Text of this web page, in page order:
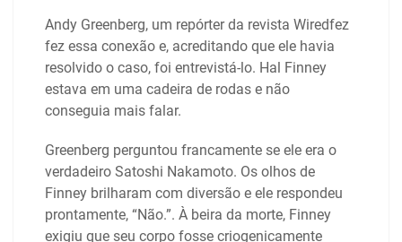
Andy Greenberg, um repórter da revista Wiredfez
fez essa conexão e, acreditando que ele havia
resolvido o caso, foi entrevistá-lo. Hal Finney
estava em uma cadeira de rodas e não
conseguia mais falar.
Greenberg perguntou francamente se ele era o
verdadeiro Satoshi Nakamoto. Os olhos de
Finney brilharam com diversão e ele respondeu
prontamente, “Não.”. À beira da morte, Finney
exigiu que seu corpo fosse criogenicamente